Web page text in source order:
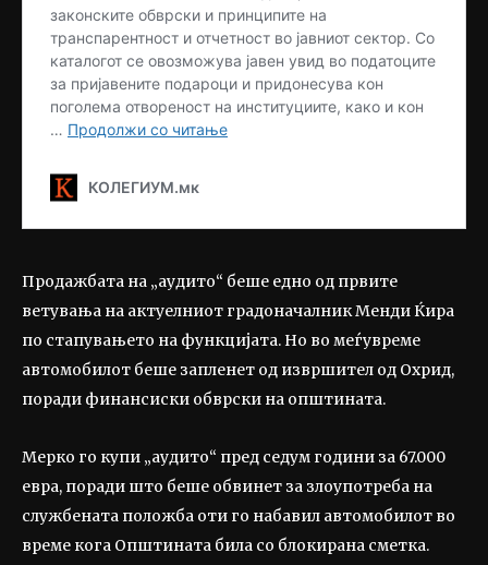
Продажбата на „аудито“ беше едно од првите
ветувања на актуелниот градоначалник Менди Ќира
по стапувањето на функцијата. Но во меѓувреме
автомобилот беше запленет од извршител од Охрид,
поради финансиски обврски на општината.
Мерко го купи „аудито“ пред седум години за 67.000
евра, поради што беше обвинет за злоупотреба на
службената положба оти го набавил автомобилот во
време кога Општината била со блокирана сметка.